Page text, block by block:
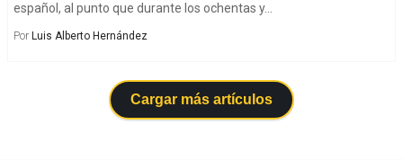
español, al punto que durante los ochentas y...
Por Luis Alberto Hernández
Cargar más artículos